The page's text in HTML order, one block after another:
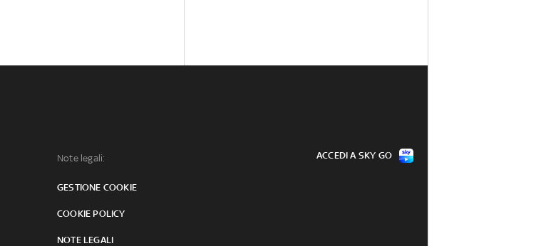
Note legali:
GESTIONE COOKIE
COOKIE POLICY
NOTE LEGALI
ACCEDI A SKY GO